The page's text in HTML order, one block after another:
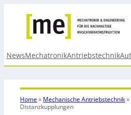
NewsMechatronikAntriebstechnik
Home» Mechanische Antriebstechnik»
Distanzkupplungen